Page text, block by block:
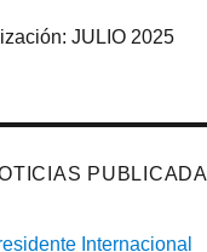
JULIO 2025